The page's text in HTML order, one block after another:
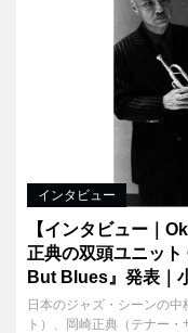
インタビュー
【インタビュー｜
正典の双頭ユニッ
But Blues』発表｜
日本のジャズ・シーンの
ト）、岡崎正典（テナー・